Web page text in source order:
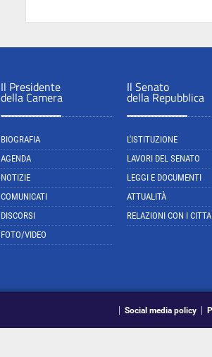
Il Presidente
della Camera
BIOGRAFIA
AGENDA
NOTIZIE
COMUNICATI
DISCORSI
FOTO/VIDEO
Il Senato
della Repubblica
L'ISTITUZIONE
LAVORI DEL SENATO
LEGGI E DOCUMENTI
ATTUALITÀ
RELAZIONI CON I
Social media policy